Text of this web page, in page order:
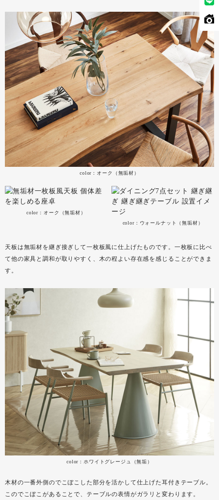
color：オーク（無垢材）
color：オーク（無垢材）
color：ウォールナット（無垢材）
天板は無垢材を継ぎ接ぎして一枚板風に仕上げたものです。一枚板に比べ
て他の家具と調和が取りやすく、木の程よい存在感を感じることができま
す。
color：ホワイトグレージュ（無垢）
木材の一番外側のでこぼこした部分を活かして仕上げた耳付きテーブル。
このでこぼこがあることで、テーブルの表情がガラリと変わります。